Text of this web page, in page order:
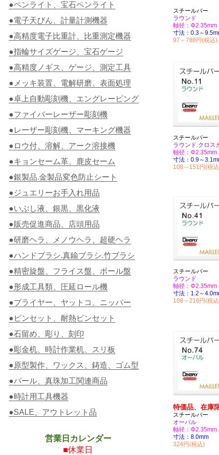
スチールバー
ラウンド
軸径：Φ2.35mm
寸法：0.3～
97～788円(税込)
スチールバー
ラウンド.クロス
軸径：Φ2.35mm
寸法：0.9～
108～151円(税
スチールバー
ラウンド
軸径：Φ2.35mm
寸法：1.2～
108～216円(税
特価品、在庫
スチールバー
オーバル
軸径：Φ2.35mm
寸法：8.0mm
324円(税込)
●ペンライト、宝石ペンライト
●電子天びん、計量計測機器
●高精度電子比重計、比重測定機器
●指輪サイズゲージ、宝石ゲージ
●高精度ノギス、ゲージ、測定工具
●メッキ装置、電解研磨、表面処理
●卓上自動彫刻機、エングレービング
●ファイバーレーザー彫刻機
●レーザー彫刻機、マーキング機器
●ロウ付、溶解、アーク溶接機
●キョンセーム革、鹿皮セーム
●銀製品.金製品変色防止シート
●ジュエリーお手入れ用品
●いぶし液、銀黒、黒化液
●販売促進商品、店頭用品
●研磨ヘラ、メノウヘラ、超硬ヘラ
●ハンドブラシ.真鍮ブラシ.竹ブラシ
●精密旋盤、フライス盤、ボール盤
●形成工具類、圧延ロール機
●プライヤー、ヤットコ、ニッパー
●ピンセット、耐熱ピンセット
●石留め、彫り、刻印
●彫金机、時計作業机、スリ板
●原型製作、ワックス、鋳造、ゴム型
●パール、真珠加工関連商品
●時計用工具機器
●SALE、アウトレット品
営業日カレンダー
■休業日